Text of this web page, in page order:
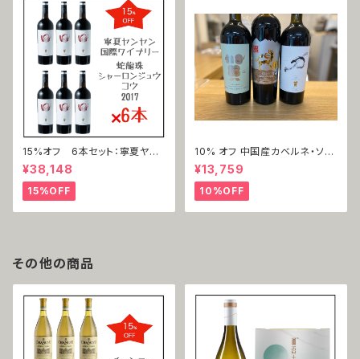
15%オフ 6本セット：寧夏ヤン
ヤン国際ワイナリー 蛇龍珠 口
（シャーロンジュウ＝コウ）2017
¥38,148
15%OFF
10% オフ 中国産カベルネ・ソー
ヴィニョン3本セット
¥13,759
10%OFF
その他の商品